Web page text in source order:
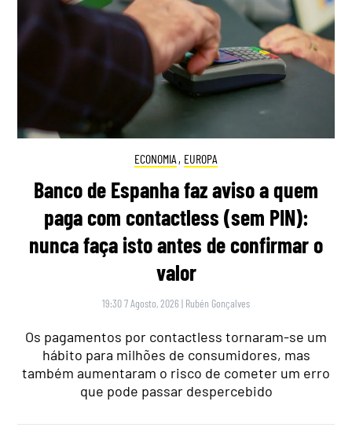
ECONOMIA , EUROPA
Banco de Espanha faz aviso a quem
paga com contactless (sem PIN):
nunca faça isto antes de confirmar o
valor
19:30 7 Agosto, 2026 | Rubén Gonçalves
Os pagamentos por contactless tornaram-se um
hábito para milhões de consumidores, mas
também aumentaram o risco de cometer um erro
que pode passar despercebido